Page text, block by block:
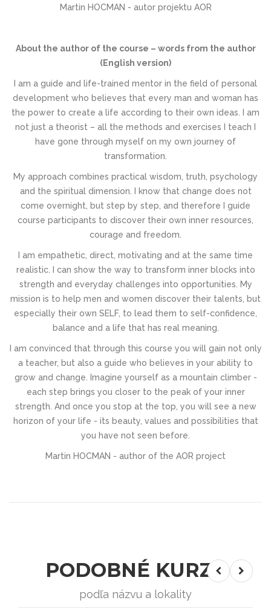
Martin HOCMAN - autor projektu AOR
About the author of the course – words from the author
(English version)
I am a guide and life-trained mentor in the field of personal
development who believes that every man and woman has
the power to create a life according to their own ideas. I am
not just a theorist – all the methods and exercises I teach I
have gone through myself on my own journey of
transformation.
My approach combines practical wisdom, truth, psychology
and the spiritual dimension. I know that change does not
come overnight, but step by step, and therefore I guide
course participants to discover their own inner resources,
courage and freedom.
I am empathetic, direct, motivating and at the same time
realistic. I can show the way to transform inner blocks into
strength and everyday challenges into opportunities. My
mission is to help men and women discover their talents, but
especially their own SELF, to lead them to self-confidence,
balance and a life that has real meaning.
I am convinced that through this course you will gain not only
a teacher, but also a guide who believes in your ability to
grow and change. Imagine yourself as a mountain climber -
each step brings you closer to the peak of your inner
strength. And once you stop at the top, you will see a new
horizon of your life - its beauty, values ​​and possibilities that
you have not seen before.
Martin HOCMAN - author of the AOR project
PODOBNÉ KURZY
podľa názvu a lokality